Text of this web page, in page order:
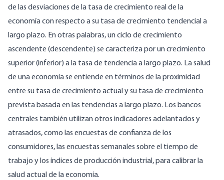
de las desviaciones de la tasa de crecimiento real de la
economía con respecto a su tasa de crecimiento tendencial a
largo plazo. En otras palabras, un ciclo de crecimiento
ascendente (descendente) se caracteriza por un crecimiento
superior (inferior) a la tasa de tendencia a largo plazo. La salud
de una economía se entiende en términos de la proximidad
entre su tasa de crecimiento actual y su tasa de crecimiento
prevista basada en las tendencias a largo plazo. Los bancos
centrales también utilizan otros indicadores adelantados y
atrasados, como las encuestas de confianza de los
consumidores, las encuestas semanales sobre el tiempo de
trabajo y los índices de producción industrial, para calibrar la
salud actual de la economía.